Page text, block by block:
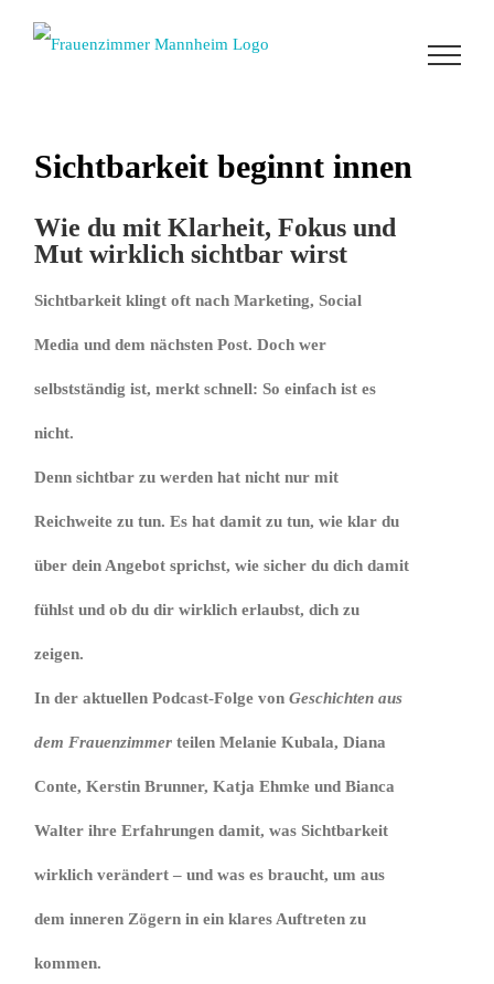
Sichtbarkeit beginnt innen
Wie du mit Klarheit, Fokus und
Mut wirklich sichtbar wirst
Sichtbarkeit klingt oft nach Marketing, Social
Media und dem nächsten Post. Doch wer
selbstständig ist, merkt schnell: So einfach ist es
nicht.
Denn sichtbar zu werden hat nicht nur mit
Reichweite zu tun. Es hat damit zu tun, wie klar du
über dein Angebot sprichst, wie sicher du dich damit
fühlst und ob du dir wirklich erlaubst, dich zu
zeigen.
In der aktuellen Podcast-Folge von Geschichten aus
dem Frauenzimmerteilen Melanie Kubala, Diana
Conte, Kerstin Brunner, Katja Ehmke und Bianca
Walter ihre Erfahrungen damit, was Sichtbarkeit
wirklich verändert – und was es braucht, um aus
dem inneren Zögern in ein klares Auftreten zu
kommen.